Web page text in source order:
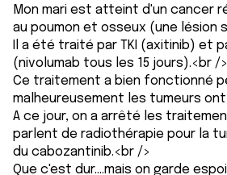
Mon mari est atteint d'un cancer
au poumon et osseux (une lésion
Il a été traité par TKI (axitinib) et
(nivolumab tous les 15 jours).<br />
Ce traitement a bien fonctionné
malheureusement les tumeurs
A ce jour, on a arrêté les
parlent de radiothérapie pour la
du cabozantinib.<br />
Que c'est dur....mais on garde